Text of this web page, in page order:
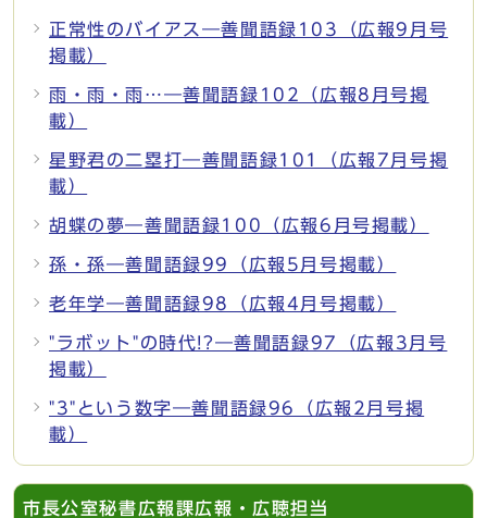
正常性のバイアス―善聞語録103（広報9月号
掲載）
雨・雨・雨…―善聞語録102（広報8月号掲
載）
星野君の二塁打―善聞語録101（広報7月号掲
載）
胡蝶の夢―善聞語録100（広報6月号掲載）
孫・孫―善聞語録99（広報5月号掲載）
老年学―善聞語録98（広報4月号掲載）
"ラボット"の時代!?―善聞語録97（広報3月号
掲載）
"3"という数字―善聞語録96（広報2月号掲
載）
市長公室秘書広報課広報・広聴担当